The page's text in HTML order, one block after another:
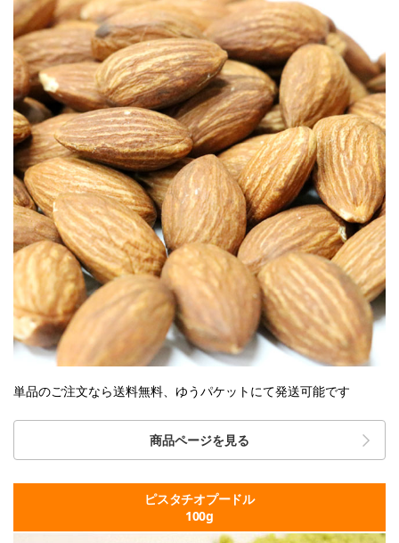
単品のご注文なら送料無料、ゆうパケットにて発送可能です
商品ページを見る
ピスタチオプードル
100g